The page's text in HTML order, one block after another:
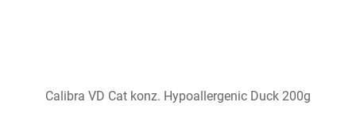
Calibra VD Cat konz. Hypoallergenic Duck 200g